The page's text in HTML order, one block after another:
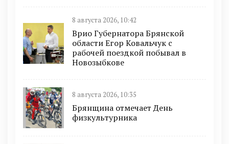
8 августа 2026, 10:42
Врио Губернатора Брянской
области Егор Ковальчук с
рабочей поездкой побывал в
Новозыбкове
8 августа 2026, 10:35
Брянщина отмечает День
физкультурника